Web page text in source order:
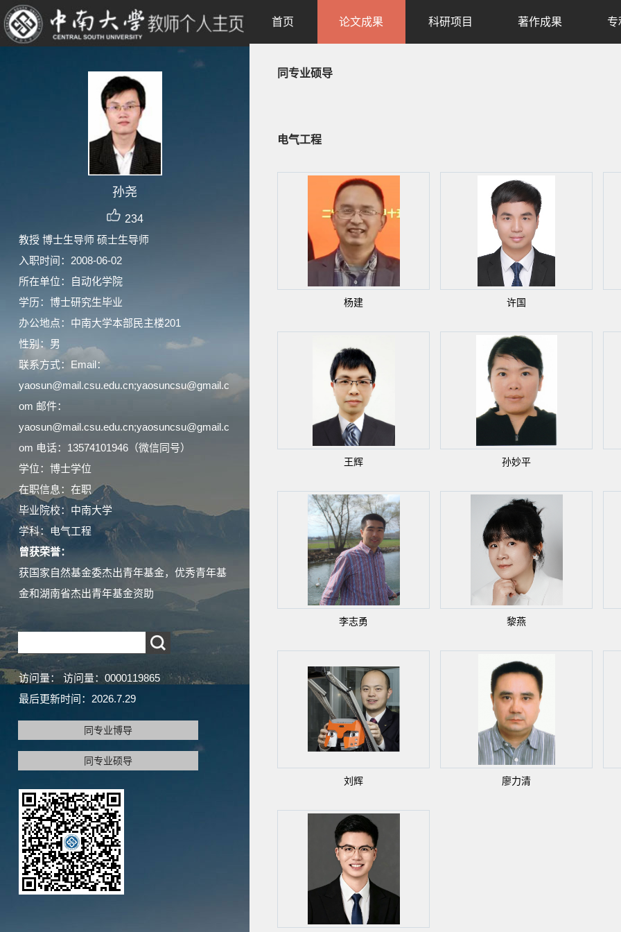
孙尧
234
教授 博士生导师 硕士生导师
入职时间：2008-06-02
所在单位：自动化学院
学历：博士研究生毕业
办公地点：中南大学本部民主楼201
性别：男
联系方式：Email：
yaosun@mail.csu.edu.cn;yaosuncsu@gmail.c
om 邮件：
yaosun@mail.csu.edu.cn;yaosuncsu@gmail.c
om 电话：13574101946（微信同号）
学位：博士学位
在职信息：在职
毕业院校：中南大学
学科：电气工程
曾获荣誉：
获国家自然基金委杰出青年基金，优秀青年基
金和湖南省杰出青年基金资助
访问量： 访问量： 0000119865
最后更新时间： 2026.7.29
同专业博导
同专业硕导
首页 论文成果 科研项目 著作成果 专
同专业硕导
电气工程
杨建 许国
王辉 孙妙平
李志勇 黎燕
刘辉 廖力清